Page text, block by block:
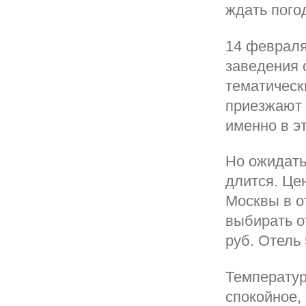
ждать
14
заведения
приезжают
именно в
Но
длится.
Москвы в
выбирать
руб. Отель